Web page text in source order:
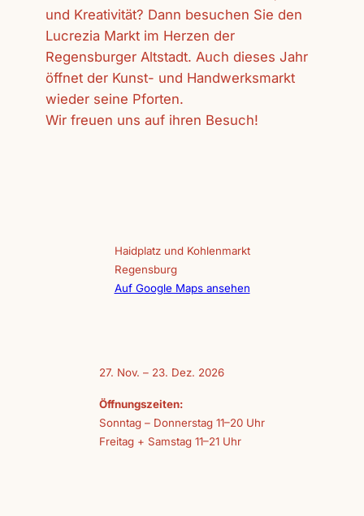
und Kreativität? Dann besuchen Sie den
Lucrezia Markt im Herzen der
Regensburger Altstadt. Auch dieses Jahr
öffnet der Kunst- und Handwerksmarkt
wieder seine Pforten.
Wir freuen uns auf ihren Besuch!
Haidplatz und Kohlenmarkt
Regensburg
Auf Google Maps ansehen
27. Nov. – 23. Dez. 2026
Öffnungszeiten:
Sonntag – Donnerstag 11–20 Uhr
Freitag + Samstag 11–21 Uhr